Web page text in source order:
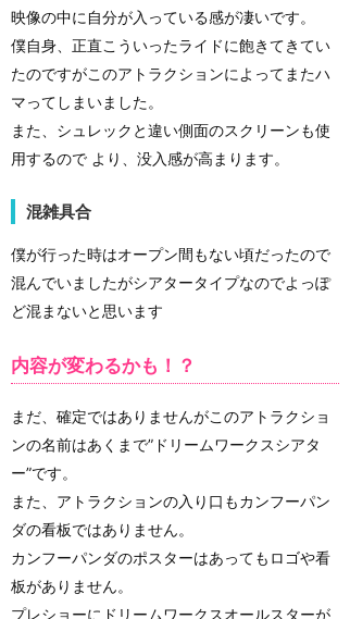
映像の中に自分が入っている感が凄いです。
僕自身、正直こういったライドに飽きてきてい
たのですがこのアトラクションによってまたハ
マってしまいました。
また、シュレックと違い側面のスクリーンも使
用するので より、没入感が高まります。
混雑具合
僕が行った時はオープン間もない頃だったので
混んでいましたがシアタータイプなのでよっぽ
ど混まないと思います
内容が変わるかも！？
まだ、確定ではありませんがこのアトラクショ
ンの名前はあくまで”ドリームワークスシアタ
ー”です。
また、アトラクションの入り口もカンフーパン
ダの看板ではありません。
カンフーパンダのポスターはあってもロゴや看
板がありません。
プレショーにドリームワークスオールスターが